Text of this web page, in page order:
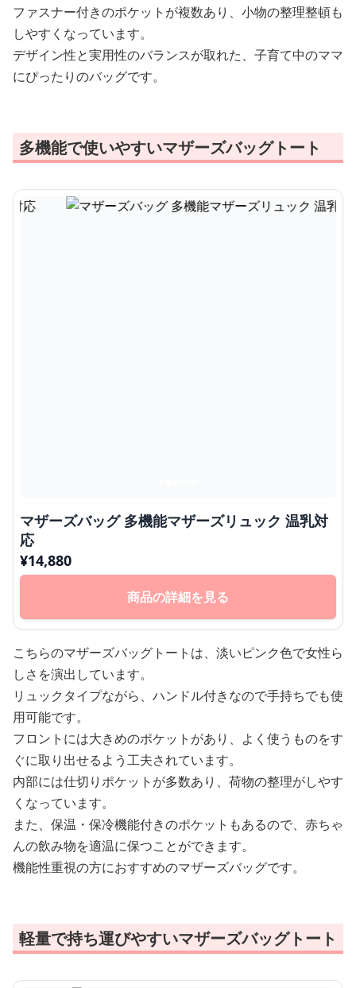
ファスナー付きのポケットが複数あり、小物の整理整頓も
しやすくなっています。
デザイン性と実用性のバランスが取れた、子育て中のママ
にぴったりのバッグです。
多機能で使いやすいマザーズバッグトート
マザーズバッグ 多機能マザーズリュック 温乳対
応
¥14,880
商品の詳細を見る
こちらのマザーズバッグトートは、淡いピンク色で女性ら
しさを演出しています。
リュックタイプながら、ハンドル付きなので手持ちでも使
用可能です。
フロントには大きめのポケットがあり、よく使うものをす
ぐに取り出せるよう工夫されています。
内部には仕切りポケットが多数あり、荷物の整理がしやす
くなっています。
また、保温・保冷機能付きのポケットもあるので、赤ちゃ
んの飲み物を適温に保つことができます。
機能性重視の方におすすめのマザーズバッグです。
軽量で持ち運びやすいマザーズバッグトート